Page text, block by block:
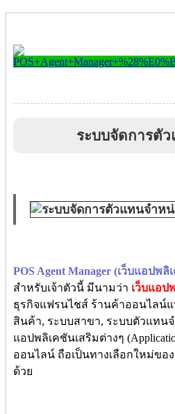
ระบบจัดการตัว
POS Agent Manager (เว็บแอปพ
สำหรับเจ้าตัวนี้ มีนามว่า เว็บแอป
ธุรกิจแฟรนไชส์ ร้านค้าออนไลน์แ
สินค้า, ระบบสาขา, ระบบตัวแทน
แอปพลิเคชันเสริมต่างๆ
ออนไลน์ ถือเป็นทางเลือกใหม่ขอ
ด้วย